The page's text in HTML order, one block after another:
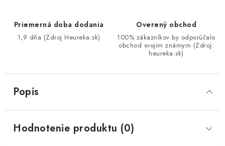
Priemerná doba dodania
1,9 dňa (Zdroj Heureka.sk)
Overený obchod
100% zákazníkov by odporúčalo
obchod svojim známym (Zdroj:
heureka.sk)
Popis
Hodnotenie produktu (0)